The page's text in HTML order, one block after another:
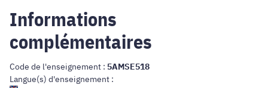
Informations
complémentaires
Code de l'enseignement : 5AMSE518
Langue(s) d'enseignement :